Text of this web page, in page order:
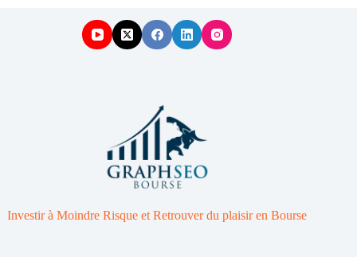
et
encore…)
Investir à Moindre Risque et Retrouver du plaisir en Bourse